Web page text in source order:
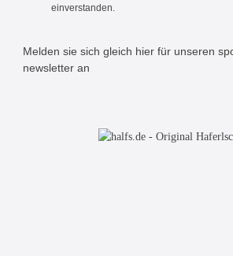
einverstanden.
Melden sie sich gleich hier für unseren
newsletter an